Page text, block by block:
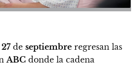
27de septiembre regresan las
ABC donde la cadena